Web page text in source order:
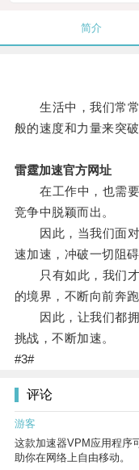
简介
生活中，我们常常
般的速度和力量来突
雷霆加速官方网址
在工作中，也需要
竞争中脱颖而出。
因此，当我们面对
速加速，冲破一切阻
只有如此，我们才
的境界，不断向前奔
因此，让我们都拥
挑战，不断加速。
#3#
评论
游客
这款加速器VPM应用程序
助你在网络上自由移动。